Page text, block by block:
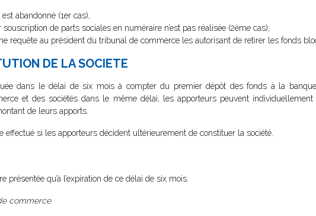
abandonné (1er cas),
de parts sociales en numéraire n’est pas réalisée (2ème cas),
requête au président du tribunal de commerce les autorisant de retirer les fonds
DE LA SOCIETE
dans le délai de six mois à compter du premier dépôt des fonds à la
et des sociétés dans le même délai, les apporteurs peuvent
de leurs apports.
effectué si les apporteurs décident ultérieurement de constituer la société.
présentée qu’à l’expiration de ce délai de six mois.
commerce